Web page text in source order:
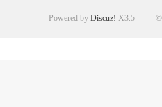
Powered by Discuz! X3.5 ©